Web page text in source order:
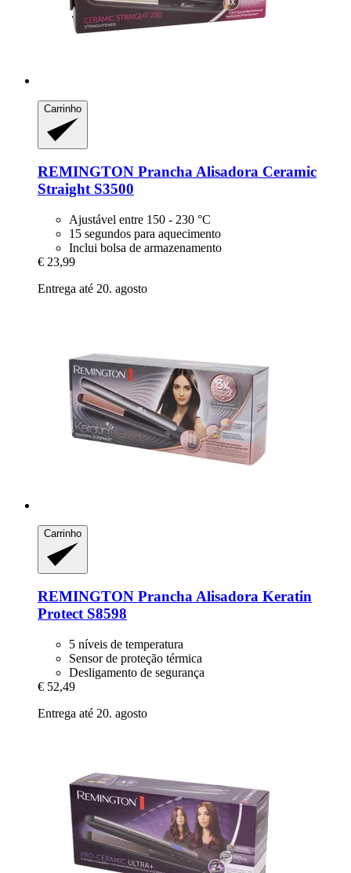
Carrinho
REMINGTON Prancha Alisadora Ceramic
Straight S3500
Ajustável entre 150 - 230 °C
15 segundos para aquecimento
Inclui bolsa de armazenamento
€ 23,99
Entrega até 20. agosto
Carrinho
REMINGTON Prancha Alisadora Keratin
Protect S8598
5 níveis de temperatura
Sensor de proteção térmica
Desligamento de segurança
€ 52,49
Entrega até 20. agosto